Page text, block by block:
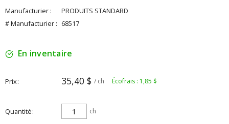
Manufacturier :
PRODUITS STANDARD
# Manufacturier : 68517
En inventaire
Prix 35,40 $ / ch Écofrais : 1,85 $
Quantité ch